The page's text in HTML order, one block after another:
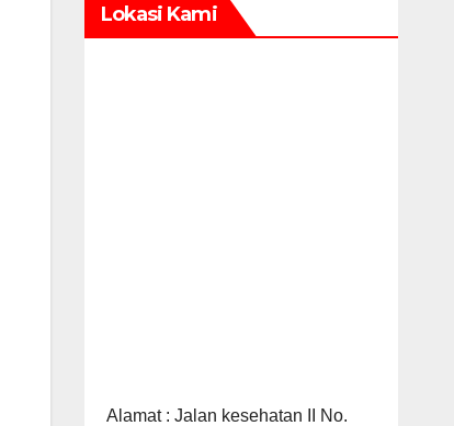
Lokasi Kami
Alamat : Jalan kesehatan II No.